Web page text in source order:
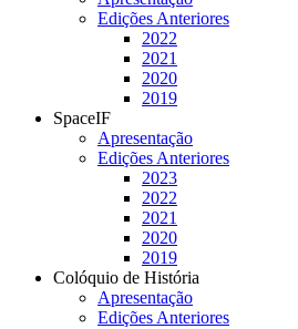
Edições Anteriores
2022
2021
2020
2019
SpaceIF
Apresentação
Edições Anteriores
2023
2022
2021
2020
2019
Colóquio de História
Apresentação
Edições Anteriores